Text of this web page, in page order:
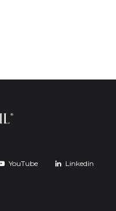
YouTube Linkedin